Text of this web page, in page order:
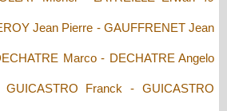
Jean Pierre - GAUFFRENET Jean
Marco - DECHATRE Angelo
Franck - GUICASTRO